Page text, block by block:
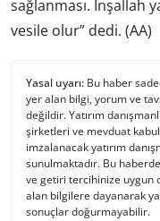
sağlanması. İnşallah
vesile olur” dedi. (AA)
Yasal uyarı: Bu haber
yer alan bilgi, yorum ve
değildir. Yatırım
şirketleri ve mevduat
imzalanacak yatırım
sunulmaktadır. Bu
ve getiri tercihinize uygun
alan bilgilere dayanarak
sonuçlar doğurmayabilir.